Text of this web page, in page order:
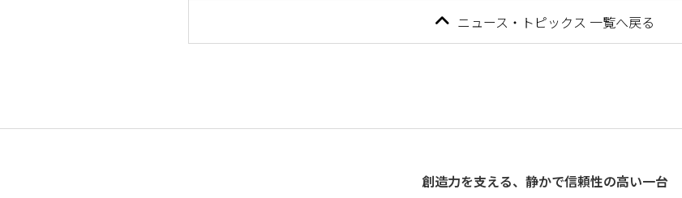
ニュース・トピックス 一覧へ戻る
創造力を支える、静かで信頼性の高い一台